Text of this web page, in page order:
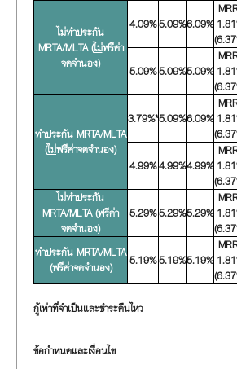
ไม่ทำประกัน
MRTA/MLTA (ไม่ฟรีค่า
จดจำนอง)
4.09%5.09%6.09%
5.09%5.09%5.09%
ทำประกัน MRTA/MLTA
(ไม่ฟรีค่าจดจำนอง)
3.79%*5.09%6.09%
4.99%4.99%4.99%
ไม่ทำประกัน
MRTA/MLTA (ฟรีค่า
จดจำนอง)
5.29%5.29%5.29%
ทำประกัน MRTA/MLTA
(ฟรีค่าจดจำนอง)
5.19%5.19%5.19%
กู้เท่าที่จำเป็นและชำระคืนไหว
ข้อกำหนดและเงื่อนไข